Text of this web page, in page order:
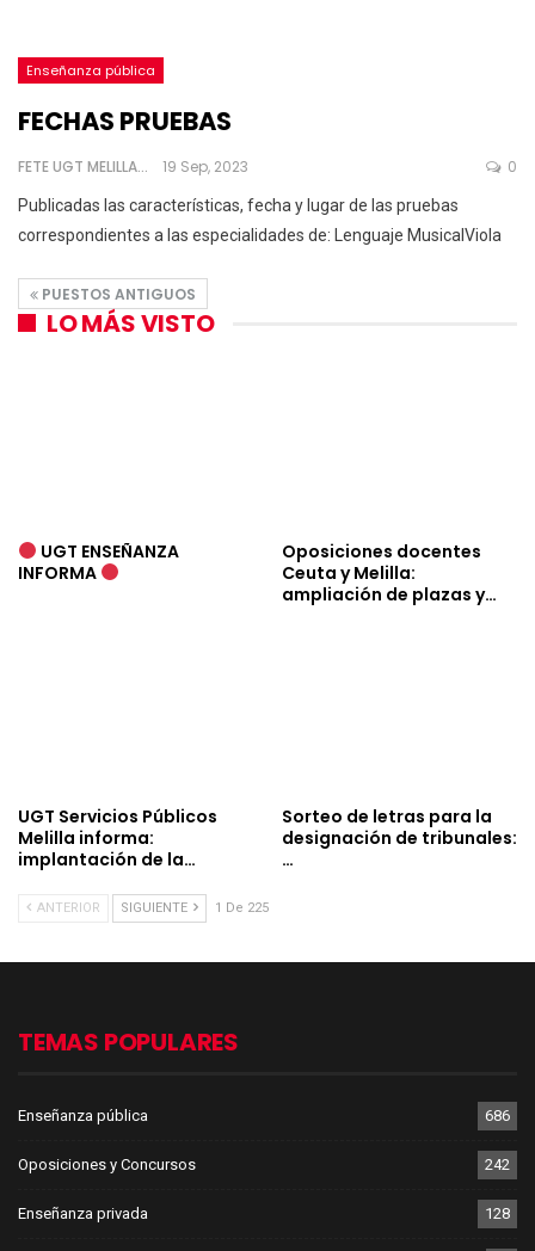
Enseñanza pública
FECHAS PRUEBAS
FETE UGT MELILLA 19 Sep, 2023 0
Publicadas las características, fecha y lugar de las pruebas
correspondientes a las especialidades de:
Lenguaje MusicalViola
PUESTOS ANTIGUOS
LO MÁS VISTO
UGT ENSEÑANZA
INFORMA
Oposiciones docentes
Ceuta y Melilla:
ampliación de plazas y…
UGT Servicios Públicos
Melilla informa:
implantación de la…
Sorteo de letras para la
designación de tribunales:
…
ANTERIOR SIGUIENTE 1 De 225
TEMAS POPULARES
Enseñanza pública 686
Oposiciones y Concursos 242
Enseñanza privada 128